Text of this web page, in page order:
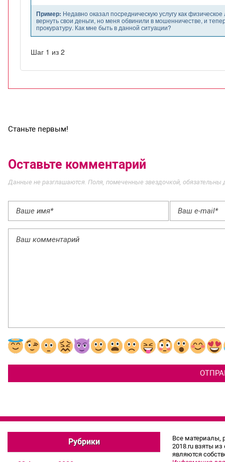
Станьте первым!
Оставьте комментарий
Данные не разглашаются. Поля, помеченные звездочкой, обязательны
Рубрики
Все материалы,
2018.ru взяты
являются